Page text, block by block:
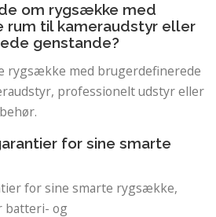
om rygsække med
rum til kameraudstyr eller
genstande?
rygsække med brugerdefinerede
professionelt udstyr eller
for sine smarte
for sine smarte rygsække,
batteri- og